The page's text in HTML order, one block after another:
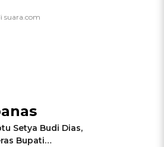
Setya Budi Dias,
Bupati